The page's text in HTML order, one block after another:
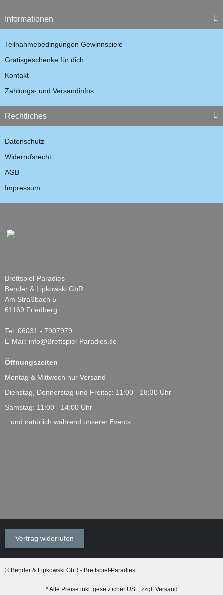
Informationen
Teilnahmebedingungen Gewinnspiele
Gratisgeschenke für dich
Kontakt
Zahlungs- und Versandinfos
Rechtliches
Datenschutz
Widerrufsrecht
AGB
Impressum
Brettspiel-Paradies
Bender & Lipkowski GbR
Am Straßbach 5
61169 Friedberg
Tel: 06031 - 7907979
E-Mail: info@Brettspiel-Paradies.de
Öffnungszeiten
Montag & Mittwoch nur Versand
Dienstag, Donnerstag und Freitag: 11:00 - 18:30 Uhr
Samstag: 11:00 - 14:00 Uhr
...und natürlich während unserer Events
Vertrag widerrufen
© Bender & Lipkowski GbR - Brettspiel-Paradies
* Alle Preise inkl. gesetzlicher USt., zzgl. Versand